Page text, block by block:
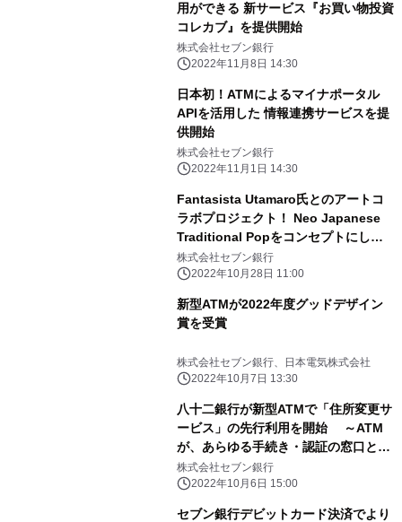
用ができる 新サービス『お買い物投資
コレカブ』を提供開始
株式会社セブン銀行
2022年11月8日 14:30
日本初！ATMによるマイナポータル
APIを活用した 情報連携サービスを提
供開始
株式会社セブン銀行
2022年11月1日 14:30
Fantasista Utamaro氏とのアートコ
ラボプロジェクト！ Neo Japanese
Traditional Popをコンセプトにした
アートワークで訪日外国人のお客さま
をお出迎え
株式会社セブン銀行
2022年10月28日 11:00
新型ATMが2022年度グッドデザイン
賞を受賞
株式会社セブン銀行、日本電気株式会社
2022年10月7日 13:30
八十二銀行が新型ATMで「住所変更サ
ービス」の先行利用を開始 ～ATM
が、あらゆる手続き・認証の窓口とな
る世界を創る～
株式会社セブン銀行
2022年10月6日 15:00
セブン銀行デビットカード決済でより